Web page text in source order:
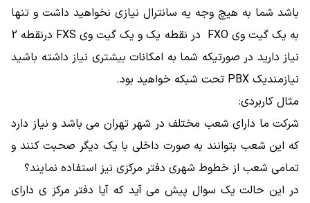
باشد شما به هیچ وجه یه سانترال نیازی نخواهید داشت و تنها
به یک گیت وی FXO در نقطه یک و یک گیت وی FXS درنقطه 2
نیاز دارید در صورتیکه شما به امکانات بیشتری نیاز داشته باشید
نیازمندیک PBX تحت شبکه خواهید بود.
مثال کاربردی:
شرکت ما دارای شعب مختلف در شهر تهران می باشد و نیاز دارد
که این شعب بتوانند به صورت داخلی با یک دیگر صحبت کنند و
تمامی شعب از خطوط شهری دفتر مرکزی نیز استفاده نمایند؟
در این حالت یک سوال پیش می آید که آیا دفتر مرکز ی دارای